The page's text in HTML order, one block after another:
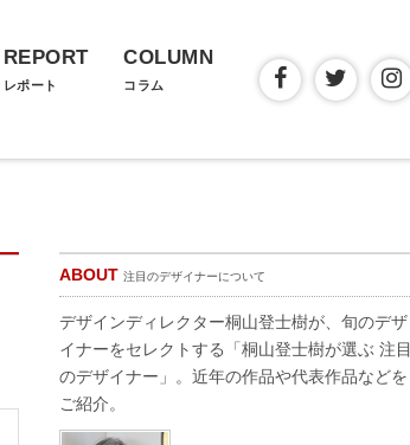
REPORT
レポート
COLUMN
コラム
ABOUT 注目のデザイナーについて
デザインディレクター桐山登士樹が、旬のデザ
イナーをセレクトする「桐山登士樹が選ぶ 注目
のデザイナー」。近年の作品や代表作品などを
ご紹介。